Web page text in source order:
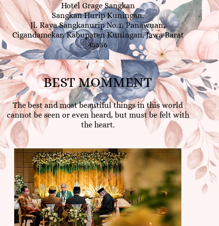
Hotel Grage Sangkan
Sangkan Hurip Kuningan.
Jl. Raya Sangkanurip No.1, Panawuan,
Cigandamekar, Kabupaten Kuningan, Jawa Barat
45556
BEST MOMMENT
The best and most beautiful things in this world
cannot be seen or even heard, but must be felt with
the heart.